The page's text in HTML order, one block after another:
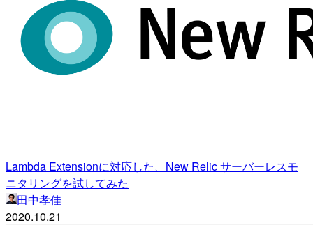
Lambda Extensionに対応した、New Relic サーバーレスモ
ニタリングを試してみた
田中孝佳
2020.10.21